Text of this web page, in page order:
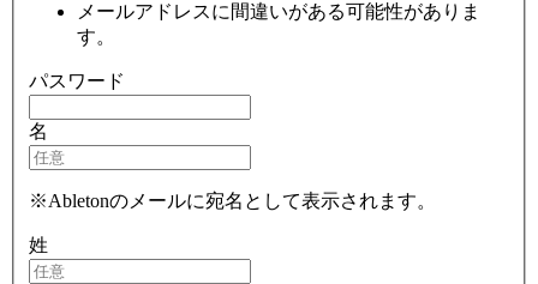
メールアドレスに間違いがある可能性がありま
す。
パスワード
名
※Abletonのメールに宛名として表示されます。
姓